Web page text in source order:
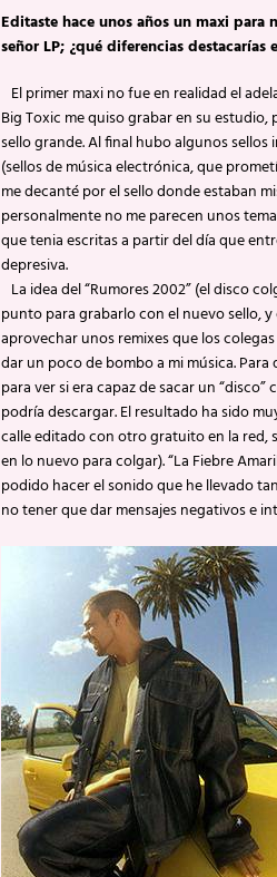
Editaste hace unos años un maxi
señor LP; ¿qué diferencias destacarías
El primer maxi no fue en realidad el
Big Toxic me quiso grabar en su
sello grande. Al final hubo algunos
(sellos de música electrónica, que
me decanté por el sello donde estaban
personalmente no me parecen unos
que tenia escritas a partir del día que
depresiva.
La idea del “Rumores 2002” (el disco
punto para grabarlo con el nuevo sello,
aprovechar unos remixes que los
dar un poco de bombo a mi música.
para ver si era capaz de sacar un
podría descargar. El resultado ha sido
calle editado con otro gratuito en la red,
en lo nuevo para colgar). “La Fiebre
podido hacer el sonido que he llevado
no tener que dar mensajes negativos e